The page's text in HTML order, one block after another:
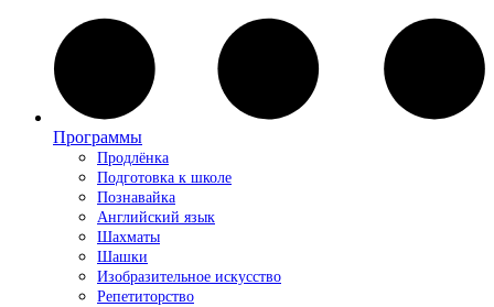
Программы
Продлёнка
Подготовка к школе
Познавайка
Английский язык
Шахматы
Шашки
Изобразительное искусство
Репетиторство